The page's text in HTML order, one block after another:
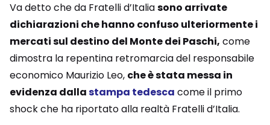
Va detto che da Fratelli d’Italiasono arrivate
dichiarazioni che hanno confuso ulteriormente i
mercati sul destino del Monte dei Paschi, come
dimostra la repentina retromarcia del responsabile
economico Maurizio Leo, che è stata messa in
evidenza dallastampa tedesca come il primo
shock che ha riportato alla realtà Fratelli d’Italia.